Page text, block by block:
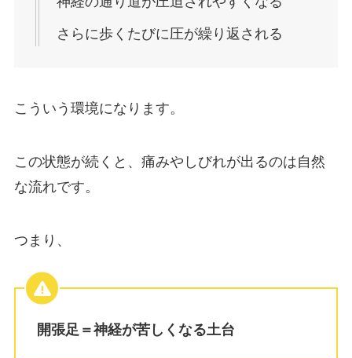
さらに歩くたびに圧が繰り返される
こういう環境になります。
この状態が続くと、痛みやしびれが出るのは自然
な流れです。
つまり、
開張足＝神経が苦しくなる土台